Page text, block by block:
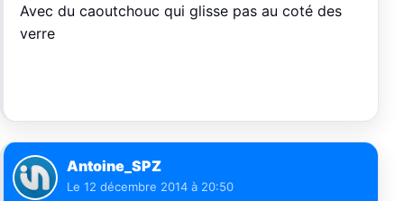
Avec du caoutchouc qui glisse pas au coté des
verre
Antoine_SPZ
Le 12 décembre 2014 à 20:50